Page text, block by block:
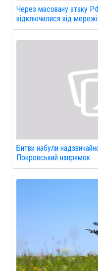
Через масовану атаку
відключилися від
Битви набули
Покровський напрямок